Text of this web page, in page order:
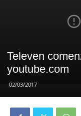
Televen
youtube.com
02/03/2017